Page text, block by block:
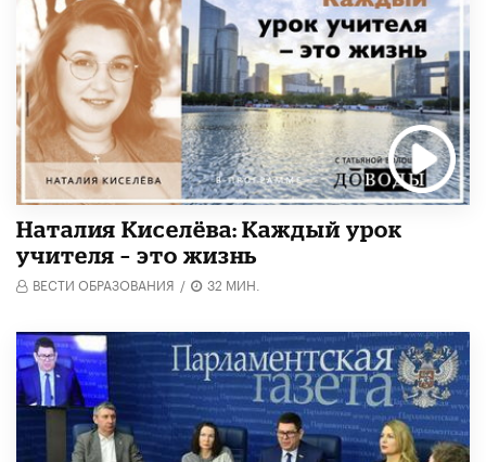
Наталия Киселёва: Каждый урок
учителя – это жизнь
ВЕСТИ ОБРАЗОВАНИЯ / 32 МИН.